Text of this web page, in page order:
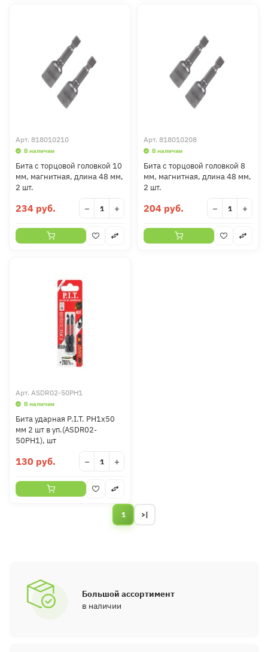
Арт. 818010210
В наличии
Бита с торцовой головкой 10
мм, магнитная, длина 48 мм,
2 шт.
234 руб. − +
Арт. 818010208
В наличии
Бита с торцовой головкой 8
мм, магнитная, длина 48 мм,
2 шт.
204 руб. − +
Арт. ASDR02-50PH1
В наличии
Бита ударная P.I.T. PH1x50
мм 2 шт в уп.(ASDR02-
50PH1), шт
130 руб. − +
1 >|
Большой ассортимент
в наличии